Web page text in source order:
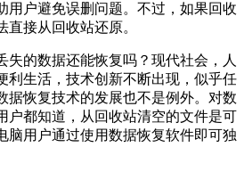
用户避免误删问题。不过，如果回收
接从回收站还原。
失的数据还能恢复吗？现代社会，人
利生活，技术创新不断出现，似乎任
据恢复技术的发展也不是例外。对数
户都知道，从回收站清空的文件是可
脑用户通过使用数据恢复软件即可独